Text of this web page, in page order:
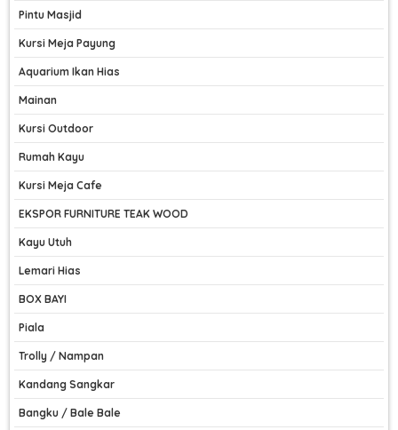
Pintu Masjid
Kursi Meja Payung
Aquarium Ikan Hias
Mainan
Kursi Outdoor
Rumah Kayu
Kursi Meja Cafe
EKSPOR FURNITURE TEAK WOOD
Kayu Utuh
Lemari Hias
BOX BAYI
Piala
Trolly / Nampan
Kandang Sangkar
Bangku / Bale Bale